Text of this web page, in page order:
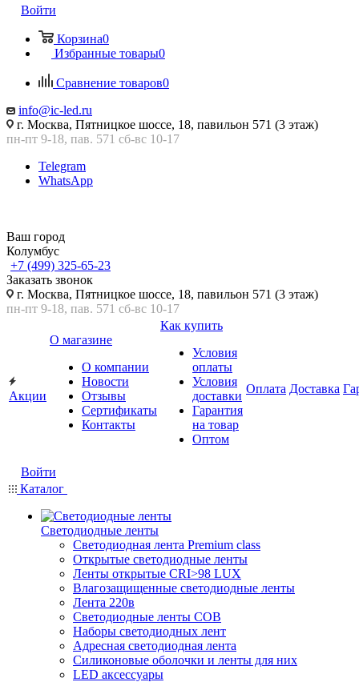
Войти
Корзина0
Избранные товары0
Сравнение товаров0
info@ic-led.ru
г. Москва, Пятницкое шоссе, 18, павильон 571 (3 этаж)
пн-пт 9-18, пав. 571 сб-вс 10-17
Telegram
WhatsApp
Ваш город
Колумбус
+7 (499) 325-65-23
Заказать звонок
г. Москва, Пятницкое шоссе, 18, павильон 571 (3 этаж)
пн-пт 9-18, пав. 571 сб-вс 10-17
Акции
О магазине
О компании
Новости
Отзывы
Сертификаты
Контакты
Как купить
Условия
оплаты
Условия
доставки
Гарантия
на товар
Оптом
Оплата Доставка
Войти
Каталог
Светодиодные ленты
Светодиодная лента Premium class
Открытые светодиодные ленты
Ленты открытые CRI>98 LUX
Влагозащищенные светодиодные ленты
Лента 220в
Светодиодные ленты COB
Наборы светодиодных лент
Адресная светодиодная лента
Силиконовые оболочки и ленты для них
LED аксессуары